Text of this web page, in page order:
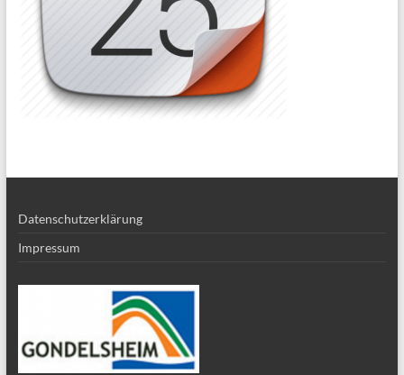
Datenschutzerklärung
Impressum